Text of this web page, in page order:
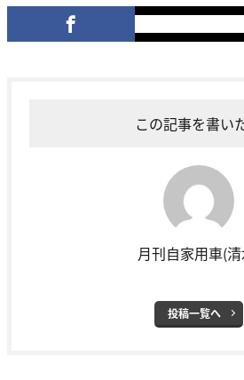
この記事を書い
月刊自家用車(
投稿一覧へ